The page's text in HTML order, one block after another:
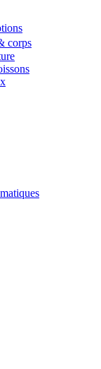
corps